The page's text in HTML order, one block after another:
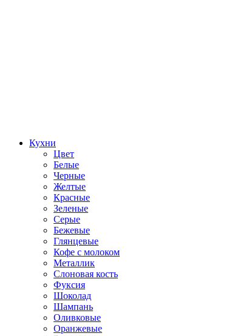
Кухни
Цвет
Белые
Черные
Желтые
Красные
Зеленые
Серые
Бежевые
Глянцевые
Кофе с молоком
Металлик
Слоновая кость
Фуксия
Шоколад
Шампань
Оливковые
Оранжевые